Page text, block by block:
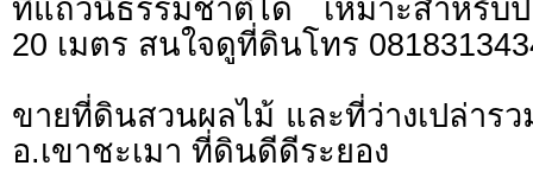
ที่แถวนี้ธรรมชาติได้ เหมาะสำหรับ
20 เมตร สนใจดูที่ดินโทร
ขายที่ดินสวนผลไม้ และที่ว่างเปล่าร
อ.เขาชะเมา ที่ดินดีดีระยอง